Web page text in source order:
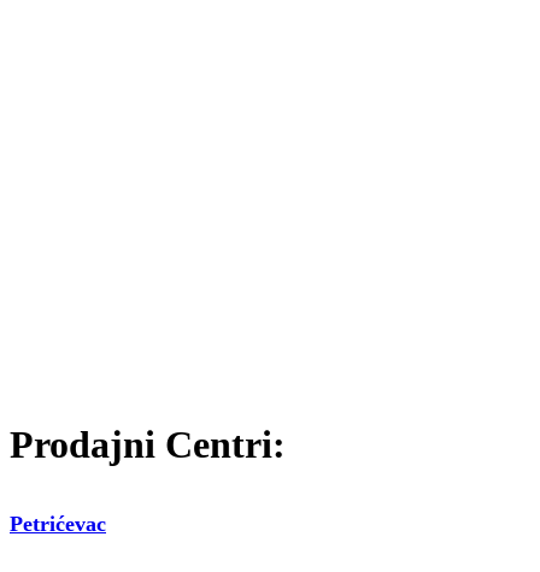
Prodajni Centri:
Petrićevac